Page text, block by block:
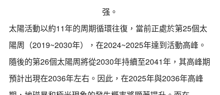
强。
太陽活動以約11年的周期循環往復，當前正處於第25個太
陽周（2019~2030年），在2024~2025年達到活動高峰。
隨後的第26個太陽周將從2030年持續至2041年，其高峰期
預計出現在2036年左右。因此，在2025年與2036年高峰